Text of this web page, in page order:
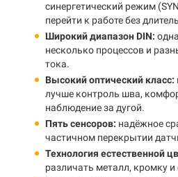
синергетический режим
перейти к работе без
Широкий диапазон DIN:
несколько процессов и
тока.
Высокий оптический класс:
лучше контроль шва,
наблюдение за дугой.
Пять сенсоров: надёжное
частичном перекрытии
Технология естественной
различать металл, кромку